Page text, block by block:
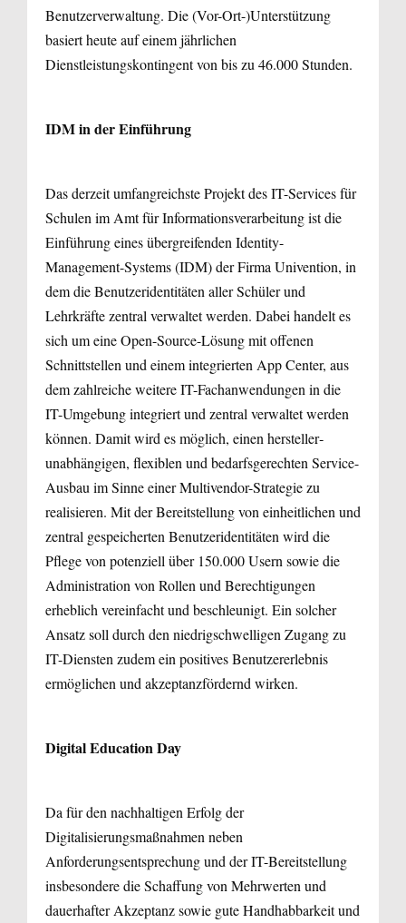
Benutzerverwaltung. Die (Vor-Ort-)Unterstützung
basiert heute auf einem jährlichen
Dienstleistungskontingent von bis zu 46.000 Stunden.
IDM in der Einführung
Das derzeit umfangreichste Projekt des IT-Services für
Schulen im Amt für Informationsverarbeitung ist die
Einführung eines übergreifenden Identity-
Management-Systems (IDM) der Firma Univention, in
dem die Benutzeridentitäten aller Schüler und
Lehrkräfte zentral verwaltet werden. Dabei handelt es
sich um eine Open-Source-Lösung mit offenen
Schnittstellen und einem integrierten App Center, aus
dem zahlreiche weitere IT-Fachanwendungen in die
IT-Umgebung inte­griert und zentral verwaltet werden
können. Damit wird es möglich, einen hersteller­
unabhängigen, flexiblen und bedarfsgerechten Service-
Ausbau im Sinne einer Multivendor-Strategie zu
realisieren. Mit der Bereitstellung von einheitlichen und
zentral gespeicherten Benutzeridentitäten wird die
Pflege von potenziell über 150.000 Usern sowie die
Administration von Rollen und Berechtigungen
erheblich vereinfacht und beschleunigt. Ein solcher
Ansatz soll durch den niedrigschwelligen Zugang zu
IT-Diensten zudem ein positives Benutzererlebnis
ermöglichen und akzeptanzfördernd wirken.
Digital Education Day
Da für den nachhaltigen Erfolg der
Digitalisierungsmaßnahmen neben
Anforderungsentsprechung und der IT-Bereitstellung
insbesondere die Schaffung von Mehrwerten und
dauerhafter Akzeptanz sowie gute Handhabbarkeit und